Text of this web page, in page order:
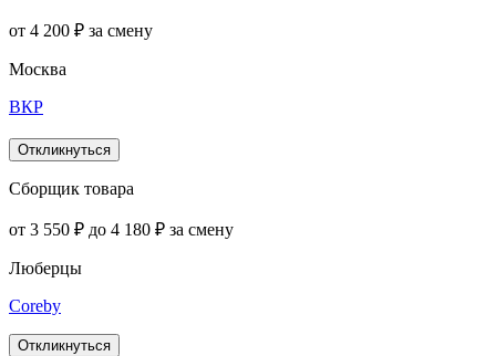
от 4 200 ₽ за смену
Москва
ВКР
Откликнуться
Сборщик товара
от 3 550 ₽ до 4 180 ₽ за смену
Люберцы
Coreby
Откликнуться